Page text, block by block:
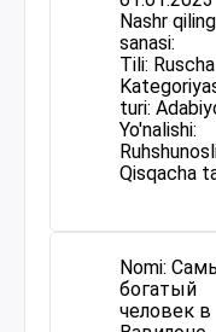
Nashr
sanasi:
Tili: Ruscha
turi:
Yo'nalishi:
Qisqacha
Nomi:
богатый
человек в